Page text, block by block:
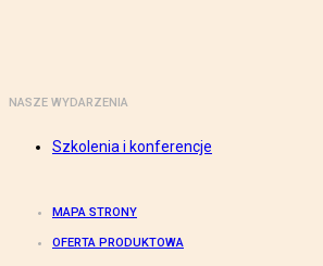
NASZE WYDARZENIA
Szkolenia i konferencje
MAPA STRONY
OFERTA PRODUKTOWA